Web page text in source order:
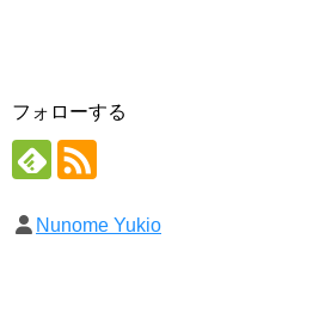
フォローする
Nunome Yukio